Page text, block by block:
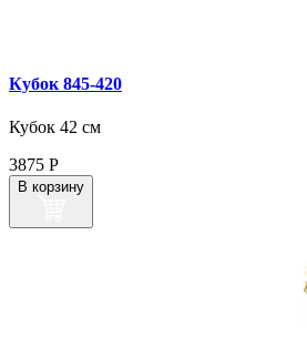
Кубок 845‑420
Кубок 42 см
3875 Р
В корзину